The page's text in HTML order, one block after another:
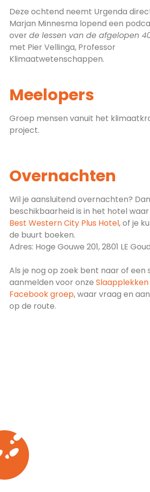
Deze ochtend neemt Urgenda
Marjan Minnesma lopend een
over de lessen van de afgelopen
met Pier Vellinga, Professor
Klimaatwetenschappen.
Meelopers
Groep mensen vanuit het
project.
Overnachten
Wil je aansluitend overnachten?
beschikbaarheid is in het hotel
Best Western City Plus Hotel,of je
de buurt boeken.
Adres: Hoge Gouwe 201, 2801 LE
Als je nog op zoek bent naar of een
aanmelden voor onze Slaapplekken
Facebook groep, waar vraag en
op de route.